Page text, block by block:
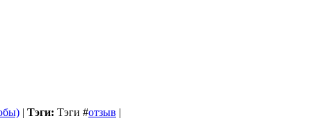
| Тэги: Тэги #отзыв |